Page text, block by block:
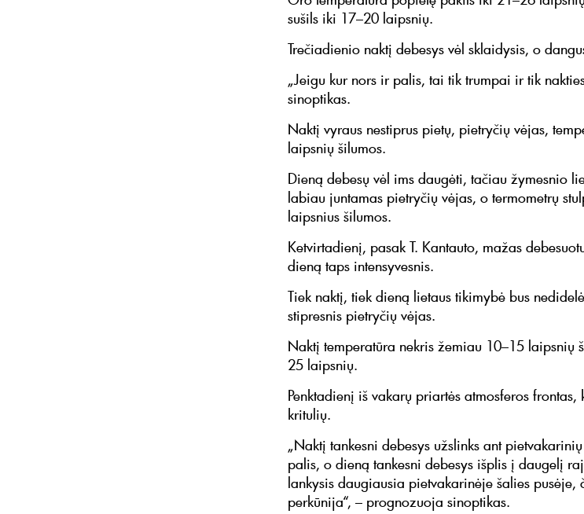
sušils iki 17–20 laipsnių.
Trečiadienio naktį debesys vėl sklaidysis, o
„Jeigu kur nors ir palis, tai tik trumpai ir tik
sinoptikas.
Naktį vyraus nestiprus pietų, pietryčių vėjas,
laipsnių šilumos.
Dieną debesų vėl ims daugėti, tačiau žymesnio
labiau juntamas pietryčių vėjas, o termometrų
laipsnius šilumos.
Ketvirtadienį, pasak T. Kantauto, mažas
dieną taps intensyvesnis.
Tiek naktį, tiek dieną lietaus tikimybė bus
stipresnis pietryčių vėjas.
Naktį temperatūra nekris žemiau 10–15 laipsnių
25 laipsnių.
Penktadienį iš vakarų priartės atmosferos
kritulių.
„Naktį tankesni debesys užslinks ant
palis, o dieną tankesni debesys išplis į daugelį
lankysis daugiausia pietvakarinėje šalies
perkūnija“, – prognozuoja sinoptikas.